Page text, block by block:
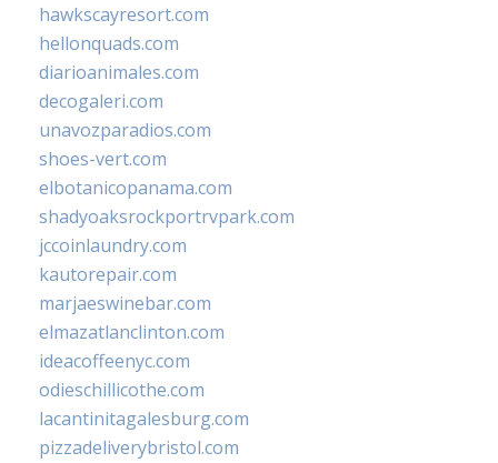
hawkscayresort.com
hellonquads.com
diarioanimales.com
decogaleri.com
unavozparadios.com
shoes-vert.com
elbotanicopanama.com
shadyoaksrockportrvpark.com
jccoinlaundry.com
kautorepair.com
marjaeswinebar.com
elmazatlanclinton.com
ideacoffeenyc.com
odieschillicothe.com
lacantinitagalesburg.com
pizzadeliverybristol.com